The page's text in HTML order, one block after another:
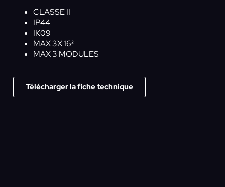
CLASSE II
IP44
IK09
MAX 3X 16²
MAX 3 MODULES
Télécharger la fiche technique